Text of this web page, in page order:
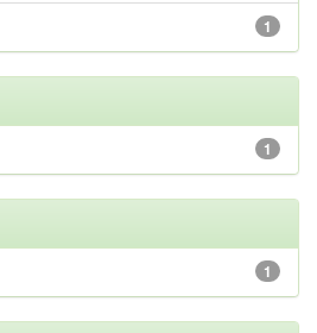
1
1
1